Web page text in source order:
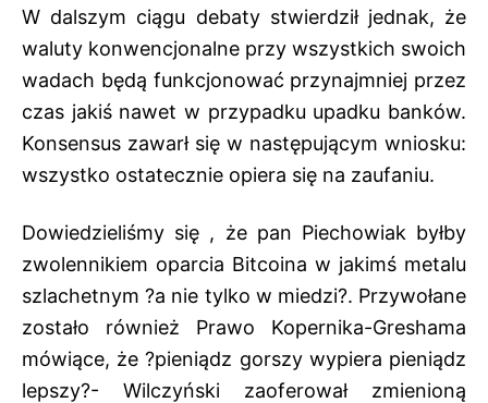
W dalszym ciągu debaty stwierdził jednak, że
waluty konwencjonalne przy wszystkich swoich
wadach będą funkcjonować przynajmniej przez
czas jakiś nawet w przypadku upadku banków.
Konsensus zawarł się w następującym wniosku:
wszystko ostatecznie opiera się na zaufaniu.
Dowiedzieliśmy się , że pan Piechowiak byłby
zwolennikiem oparcia Bitcoina w jakimś metalu
szlachetnym ?a nie tylko w miedzi?. Przywołane
zostało również Prawo Kopernika-Greshama
mówiące, że ?pieniądz gorszy wypiera pieniądz
lepszy?- Wilczyński zaoferował zmienioną